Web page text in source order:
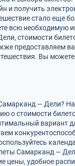
и получить
стало еще
всю необходимую
стоимости
предоставляем
Вы
— Дели?
о стоимости
вариант
Самарканд —
цены, удобное